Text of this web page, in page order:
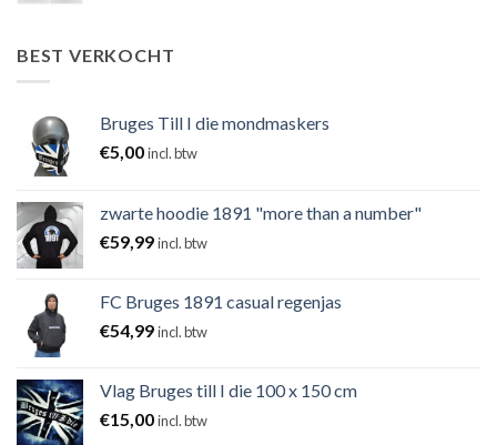
BEST VERKOCHT
Bruges Till I die mondmaskers
€5,00incl. btw
zwarte hoodie 1891 "more than a number"
€59,99incl. btw
FC Bruges 1891 casual regenjas
€54,99incl. btw
Vlag Bruges till I die 100 x 150 cm
€15,00incl. btw